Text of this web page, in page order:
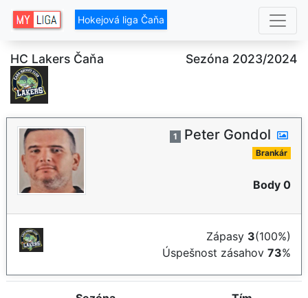
Hokejová liga Čaňa
HC Lakers Čaňa Sezóna 2023/2024
1 Peter Gondol
Brankár
Body 0
Zápasy 3(100%)
Úspešnost zásahov 73%